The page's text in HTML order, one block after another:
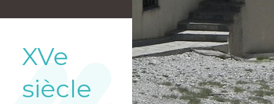
XVe
siècle